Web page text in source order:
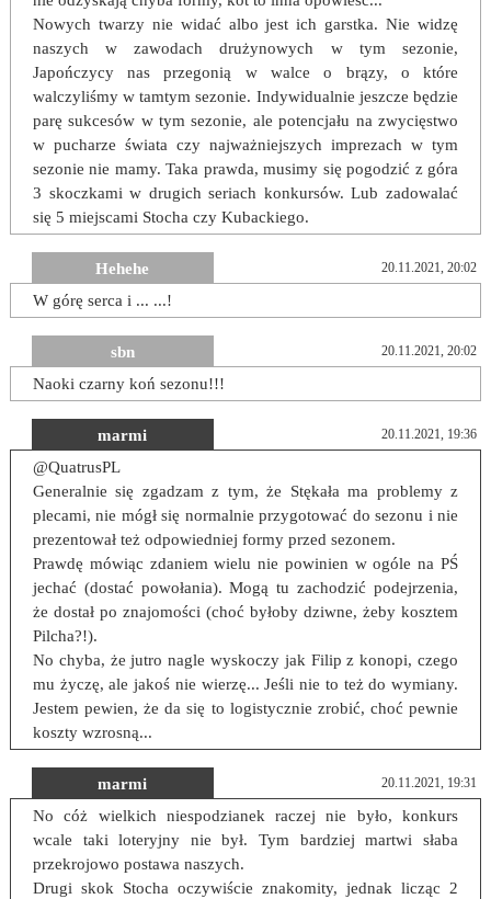
Nowych twarzy nie widać albo jest ich garstka. Nie widzę
naszych w zawodach drużynowych w tym sezonie,
Japończycy nas przegonią w walce o brązy, o które
walczyliśmy w tamtym sezonie. Indywidualnie jeszcze będzie
parę sukcesów w tym sezonie, ale potencjału na zwycięstwo
w pucharze świata czy najważniejszych imprezach w tym
sezonie nie mamy. Taka prawda, musimy się pogodzić z góra
3 skoczkami w drugich seriach konkursów. Lub zadowalać
się 5 miejscami Stocha czy Kubackiego.
Hehehe 20.11.2021, 20:02
W górę serca i ... ...!
sbn 20.11.2021, 20:02
Naoki czarny koń sezonu!!!
marmi 20.11.2021, 19:36
@QuatrusPL
Generalnie się zgadzam z tym, że Stękała ma problemy z
plecami, nie mógł się normalnie przygotować do sezonu i nie
prezentował też odpowiedniej formy przed sezonem.
Prawdę mówiąc zdaniem wielu nie powinien w ogóle na PŚ
jechać (dostać powołania). Mogą tu zachodzić podejrzenia,
że dostał po znajomości (choć byłoby dziwne, żeby kosztem
Pilcha?!).
No chyba, że jutro nagle wyskoczy jak Filip z konopi, czego
mu życzę, ale jakoś nie wierzę... Jeśli nie to też do wymiany.
Jestem pewien, że da się to logistycznie zrobić, choć pewnie
koszty wzrosną...
marmi 20.11.2021, 19:31
No cóż wielkich niespodzianek raczej nie było, konkurs
wcale taki loteryjny nie był. Tym bardziej martwi słaba
przekrojowo postawa naszych.
Drugi skok Stocha oczywiście znakomity, jednak licząc 2